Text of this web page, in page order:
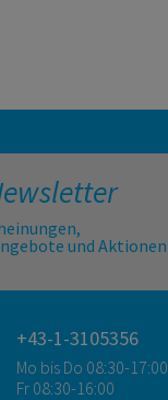
und Aktionen
+43-1-3105356
Mo bis Do 08:30-17:00
Fr 08:30-16:00